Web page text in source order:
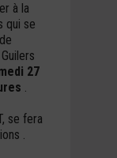
à la
qui se
27
.
se fera
.